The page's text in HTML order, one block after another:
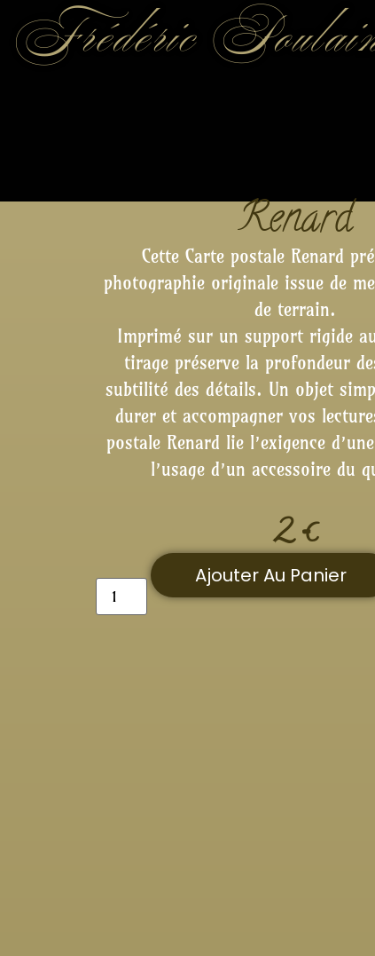
Frédéric
Renard
Cette Carte postale Renard
photographie originale issue de
de terrain.
Imprimé sur un support rigide
tirage préserve la profondeur
subtilité des détails. Un objet
durer et accompagner vos
postale Renard lie l’exigence
l’usage d’un accessoire du
2€
Ajouter Au Panier